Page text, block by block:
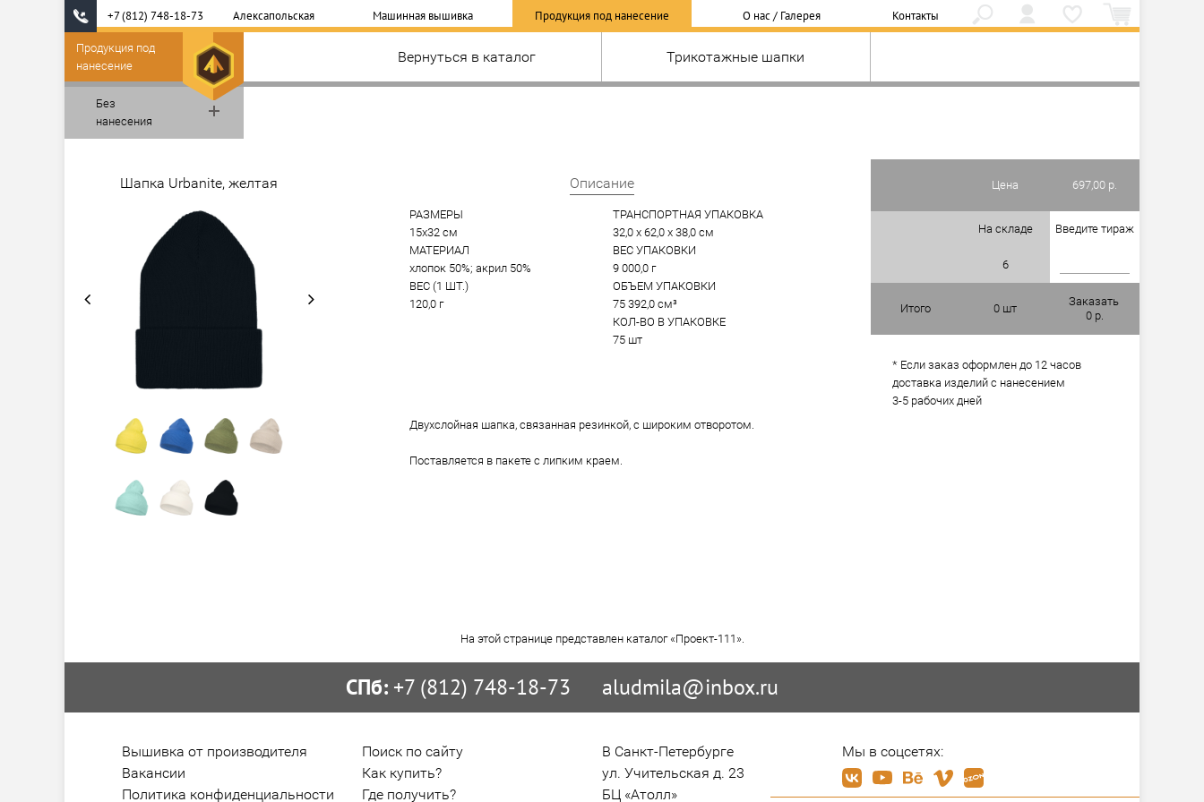
+7 (812) 748-18-73 Алексапольская Машинная вышивка Продукция под нанесение О нас / Галерея Контакты
Вернуться в каталог Трикотажные шапки
Продукция под
нанесение
Без
нанесения
Шапка Urbanite, желтая Цена 697,00 р.
На складе Введите тираж
6
Итого 0 шт
Заказать
0 р.
* Если заказ оформлен до 12 часов
доставка изделий с нанесением
3-5 рабочих дней
Описание
РАЗМЕРЫ
15x32 см
МАТЕРИАЛ
хлопок 50%; акрил 50%
ВЕС (1 ШТ.)
120,0 г
ТРАНСПОРТНАЯ УПАКОВКА
32,0 x 62,0 x 38,0 см
ВЕС УПАКОВКИ
9 000,0 г
ОБЪЕМ УПАКОВКИ
75 392,0 см³
КОЛ-ВО В УПАКОВКЕ
75 шт
Двухслойная шапка, связанная резинкой, с широким отворотом.
Поставляется в пакете с липким краем.
На этой странице представлен каталог «Проект-111».
СПб: +7 (812) 748-18-73 aludmila@inbox.ru
Вышивка от производителя
Вакансии
Политика конфиденциальности
Поиск по сайту
Как купить?
Где получить?
В Санкт-Петербурге
ул. Учительская д. 23
БЦ «Атолл»
Мы в соцсетях: